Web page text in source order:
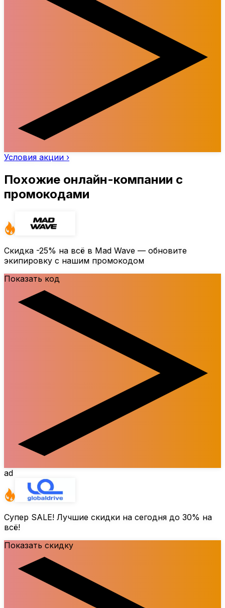
Условия акции ›
Похожие онлайн-компании с
промокодами
Скидка -25% на всё в Mad Wave — обновите
экипировку с нашим промокодом
Показать код
ad
Супер SALE! Лучшие скидки на сегодня до 30% на
всё!
Показать скидку